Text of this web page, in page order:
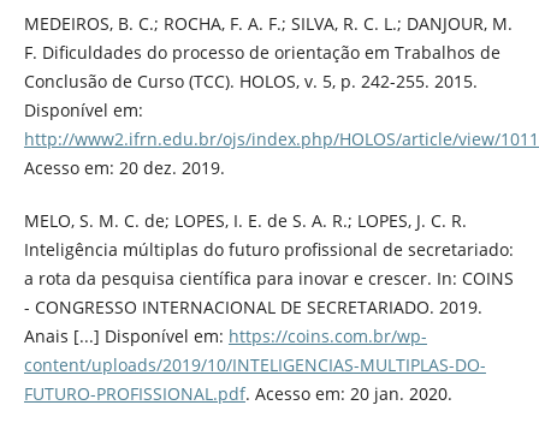
MEDEIROS, B. C.; ROCHA, F. A. F.; SILVA, R. C. L.; DANJOUR, M.
F. Dificuldades do processo de orientação em Trabalhos de
Conclusão de Curso (TCC). HOLOS, v. 5, p. 242-255. 2015.
Disponível em:
http://www2.ifrn.edu.br/ojs/index.php/HOLOS/article/view/
Acesso em: 20 dez. 2019.
MELO, S. M. C. de; LOPES, I. E. de S. A. R.; LOPES, J. C. R.
Inteligência múltiplas do futuro profissional de secretariado:
a rota da pesquisa científica para inovar e crescer. In: COINS
- CONGRESSO INTERNACIONAL DE SECRETARIADO. 2019.
Anais [...] Disponível em: https://coins.com.br/wp-
content/uploads/2019/10/INTELIGENCIAS-MULTIPLAS-DO-
FUTURO-PROFISSIONAL.pdf. Acesso em: 20 jan. 2020.